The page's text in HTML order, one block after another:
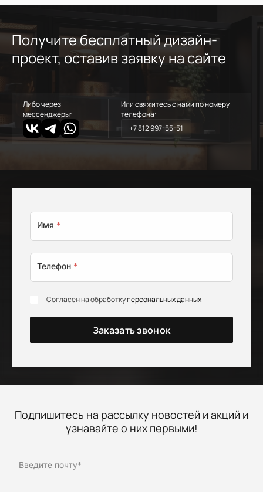
Получите бесплатный дизайн-
проект, оставив заявку на сайте
Или свяжитесь с нами по номеру
телефона:
+7 812 997-55-51
Либо через
мессенджеры:
Имя *
Телефон *
Согласен на обработкуперсональных данных
Заказать звонок
Подпишитесь на рассылку новостей и акций и
узнавайте о них первыми!
Введите почту*